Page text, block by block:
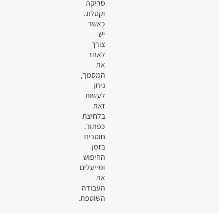
סריקה
וקטלוג.
כאשר
יש
צורך
לאתר
את
המסמך,
ניתן
לעשות
זאת
בלחיצת
כפתור.
חוסכים
בזמן
החיפוש
ומייעלים
את
העבודה
השוטפת.